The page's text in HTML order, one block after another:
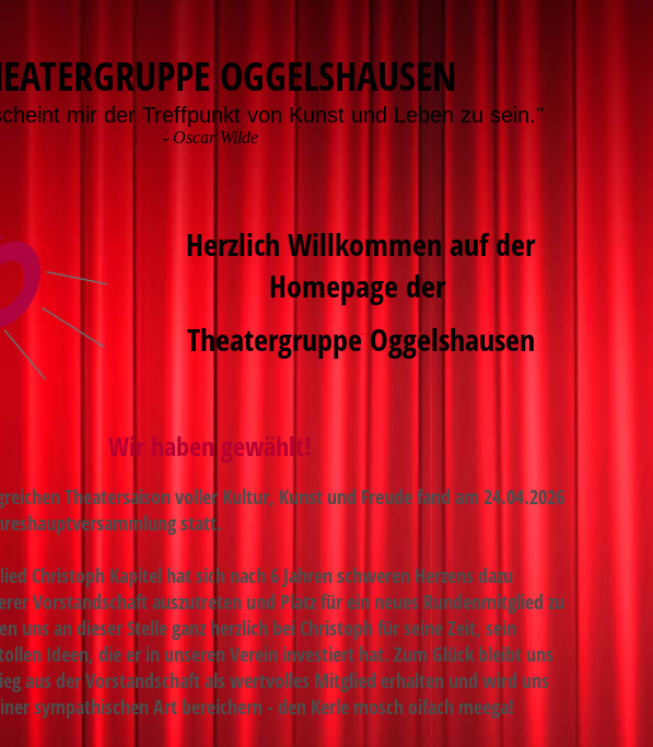
OGGELSHAUSEN
mir der Treffpunkt von Kunst und Leben zu sein."
- Oscar Wilde
Herzlich Willkommen auf der
Homepage der
Theatergruppe Oggelshausen
Wir haben gewählt!
Theatersaison voller Kultur, Kunst und Freude fand am 24.04.2026
statt.
Christoph Kapitel hat sich nach 6 Jahren schweren Herzens dazu
Vorstandschaft auszutreten und Platz für ein neues Rundenmitglied zu
uns an dieser Stelle ganz herzlich bei Christoph für seine Zeit, sein
Ideen, die er in unseren Verein investiert hat. Zum Glück bleibt uns
aus der Vorstandschaft als wertvolles Mitglied erhalten und wird uns
sympathischen Art bereichern - den Kerle mosch oifach meega!